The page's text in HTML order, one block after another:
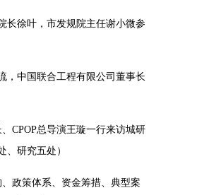
长徐叶，市发规院主任谢小微参
，中国联合工程有限公司董事长
CPOP总导演王璇一行来访城研
研究五处）
政策体系、资金筹措、典型案